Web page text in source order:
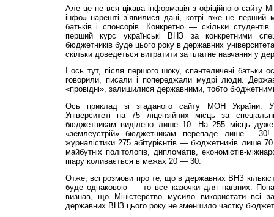
Але це не вся цікава інформація з офіційного сайту
інфо» нарешті з’явилися дані, котрі вже не перший
батьків і спонсорів. Конкретно — скільки
перший курс українські ВНЗ за конкретними
бюджетників буде цього року в державних
скільки доведеться витратити за платне навчання у
І ось тут, після першого шоку, спантеличені батьки
говорили, писали і попереджали мудрі люди.
«провідні», залишилися державними, тобто
Ось приклад зі згаданого сайту МОН України. У
Університеті на 75 ліцензійних місць за
бюджетникам виділено лише 10. На 255 місць дуже
«землеустрій» бюджетникам перепаде лише…
журналістики 275 абітурієнтів — бюджетників лише
майбутніх політологів, дипломатів, економістів-
піару коливається в межах 20 — 30.
Отже, всі розмови про те, що в державних ВНЗ
буде однаковою — то все казочки для наївних.
визнав, що Міністерство мусило використати всі
державних ВНЗ цього року не зменшило частку